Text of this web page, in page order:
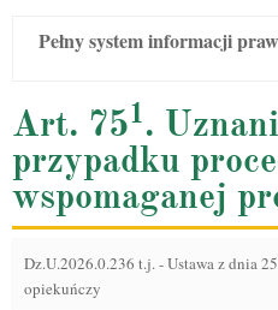
Pełny system informacji
Art. 751.
przypadku
wspomaganej
Dz.U.2026.0.236 t.j.-Ustawa z dnia
opiekuńczy